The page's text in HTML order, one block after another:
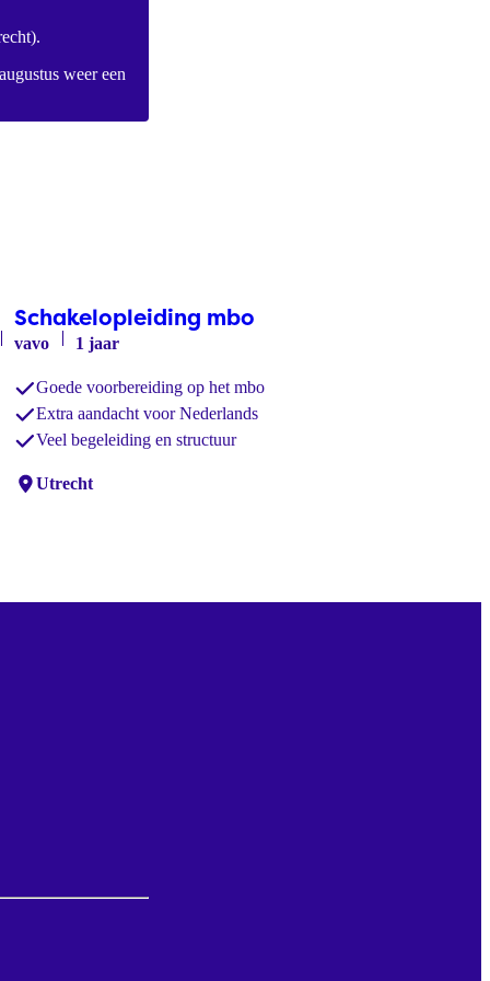
.
weer een
Schakelopleiding mbo
vavo 1 jaar
Goede voorbereiding op het mbo
Extra aandacht voor Nederlands
Veel begeleiding en structuur
Locaties:
Utrecht